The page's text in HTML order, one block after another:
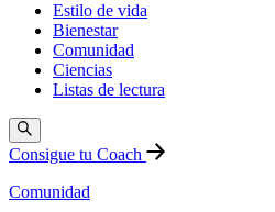
Estilo de vida
Bienestar
Comunidad
Ciencias
Listas de lectura
Consigue tu Coach
Comunidad